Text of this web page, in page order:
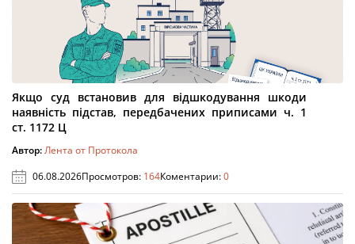
Якщо суд встановив для відшкодування шкоди
наявність підстав, передбачених приписами ч. 1
ст. 1172 Ц
Автор:Лента от Протокола
06.08.2026Просмотров: 164Коментарии:0